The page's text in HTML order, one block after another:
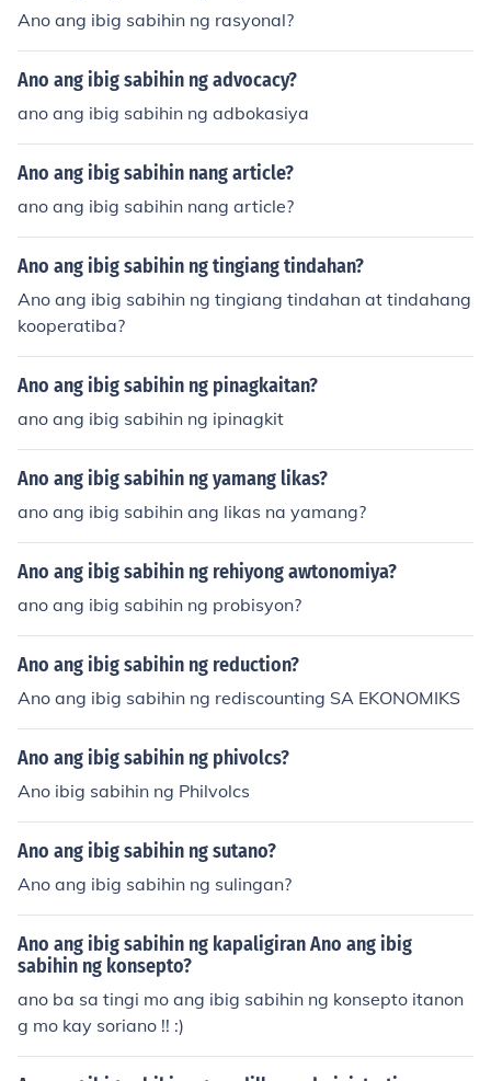
Ano ang ibig sabihin ng rasyonal?
Ano ang ibig sabihin ng advocacy?
ano ang ibig sabihin ng adbokasiya
Ano ang ibig sabihin nang article?
ano ang ibig sabihin nang article?
Ano ang ibig sabihin ng tingiang tindahan?
Ano ang ibig sabihin ng tingiang tindahan at tindahang
kooperatiba?
Ano ang ibig sabihin ng pinagkaitan?
ano ang ibig sabihin ng ipinagkit
Ano ang ibig sabihin ng yamang likas?
ano ang ibig sabihin ang likas na yamang?
Ano ang ibig sabihin ng rehiyong awtonomiya?
ano ang ibig sabihin ng probisyon?
Ano ang ibig sabihin ng reduction?
Ano ang ibig sabihin ng rediscounting SA EKONOMIKS
Ano ang ibig sabihin ng phivolcs?
Ano ibig sabihin ng Philvolcs
Ano ang ibig sabihin ng sutano?
Ano ang ibig sabihin ng sulingan?
Ano ang ibig sabihin ng kapaligiran Ano ang ibig
sabihin ng konsepto?
ano ba sa tingi mo ang ibig sabihin ng konsepto itanon
g mo kay soriano !! :)